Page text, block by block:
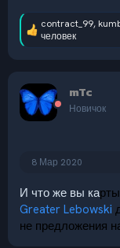
Р
е
ц
и
и
:
contract_99,
человек
mTc
Новичок
8 Мар 2020
И что же вы ка
Greater Lebowski
не предложения